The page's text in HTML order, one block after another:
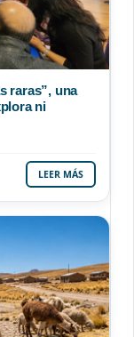
raras”, una
ni
LEER MÁS